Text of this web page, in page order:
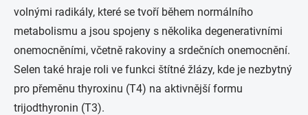
volnými radikály, které se tvoří během normálního
metabolismu a jsou spojeny s několika degenerativními
onemocněními, včetně rakoviny a srdečních onemocnění.
Selen také hraje roli ve funkci štítné žlázy, kde je nezbytný
pro přeměnu thyroxinu (T4) na aktivnější formu
trijodthyronin (T3).